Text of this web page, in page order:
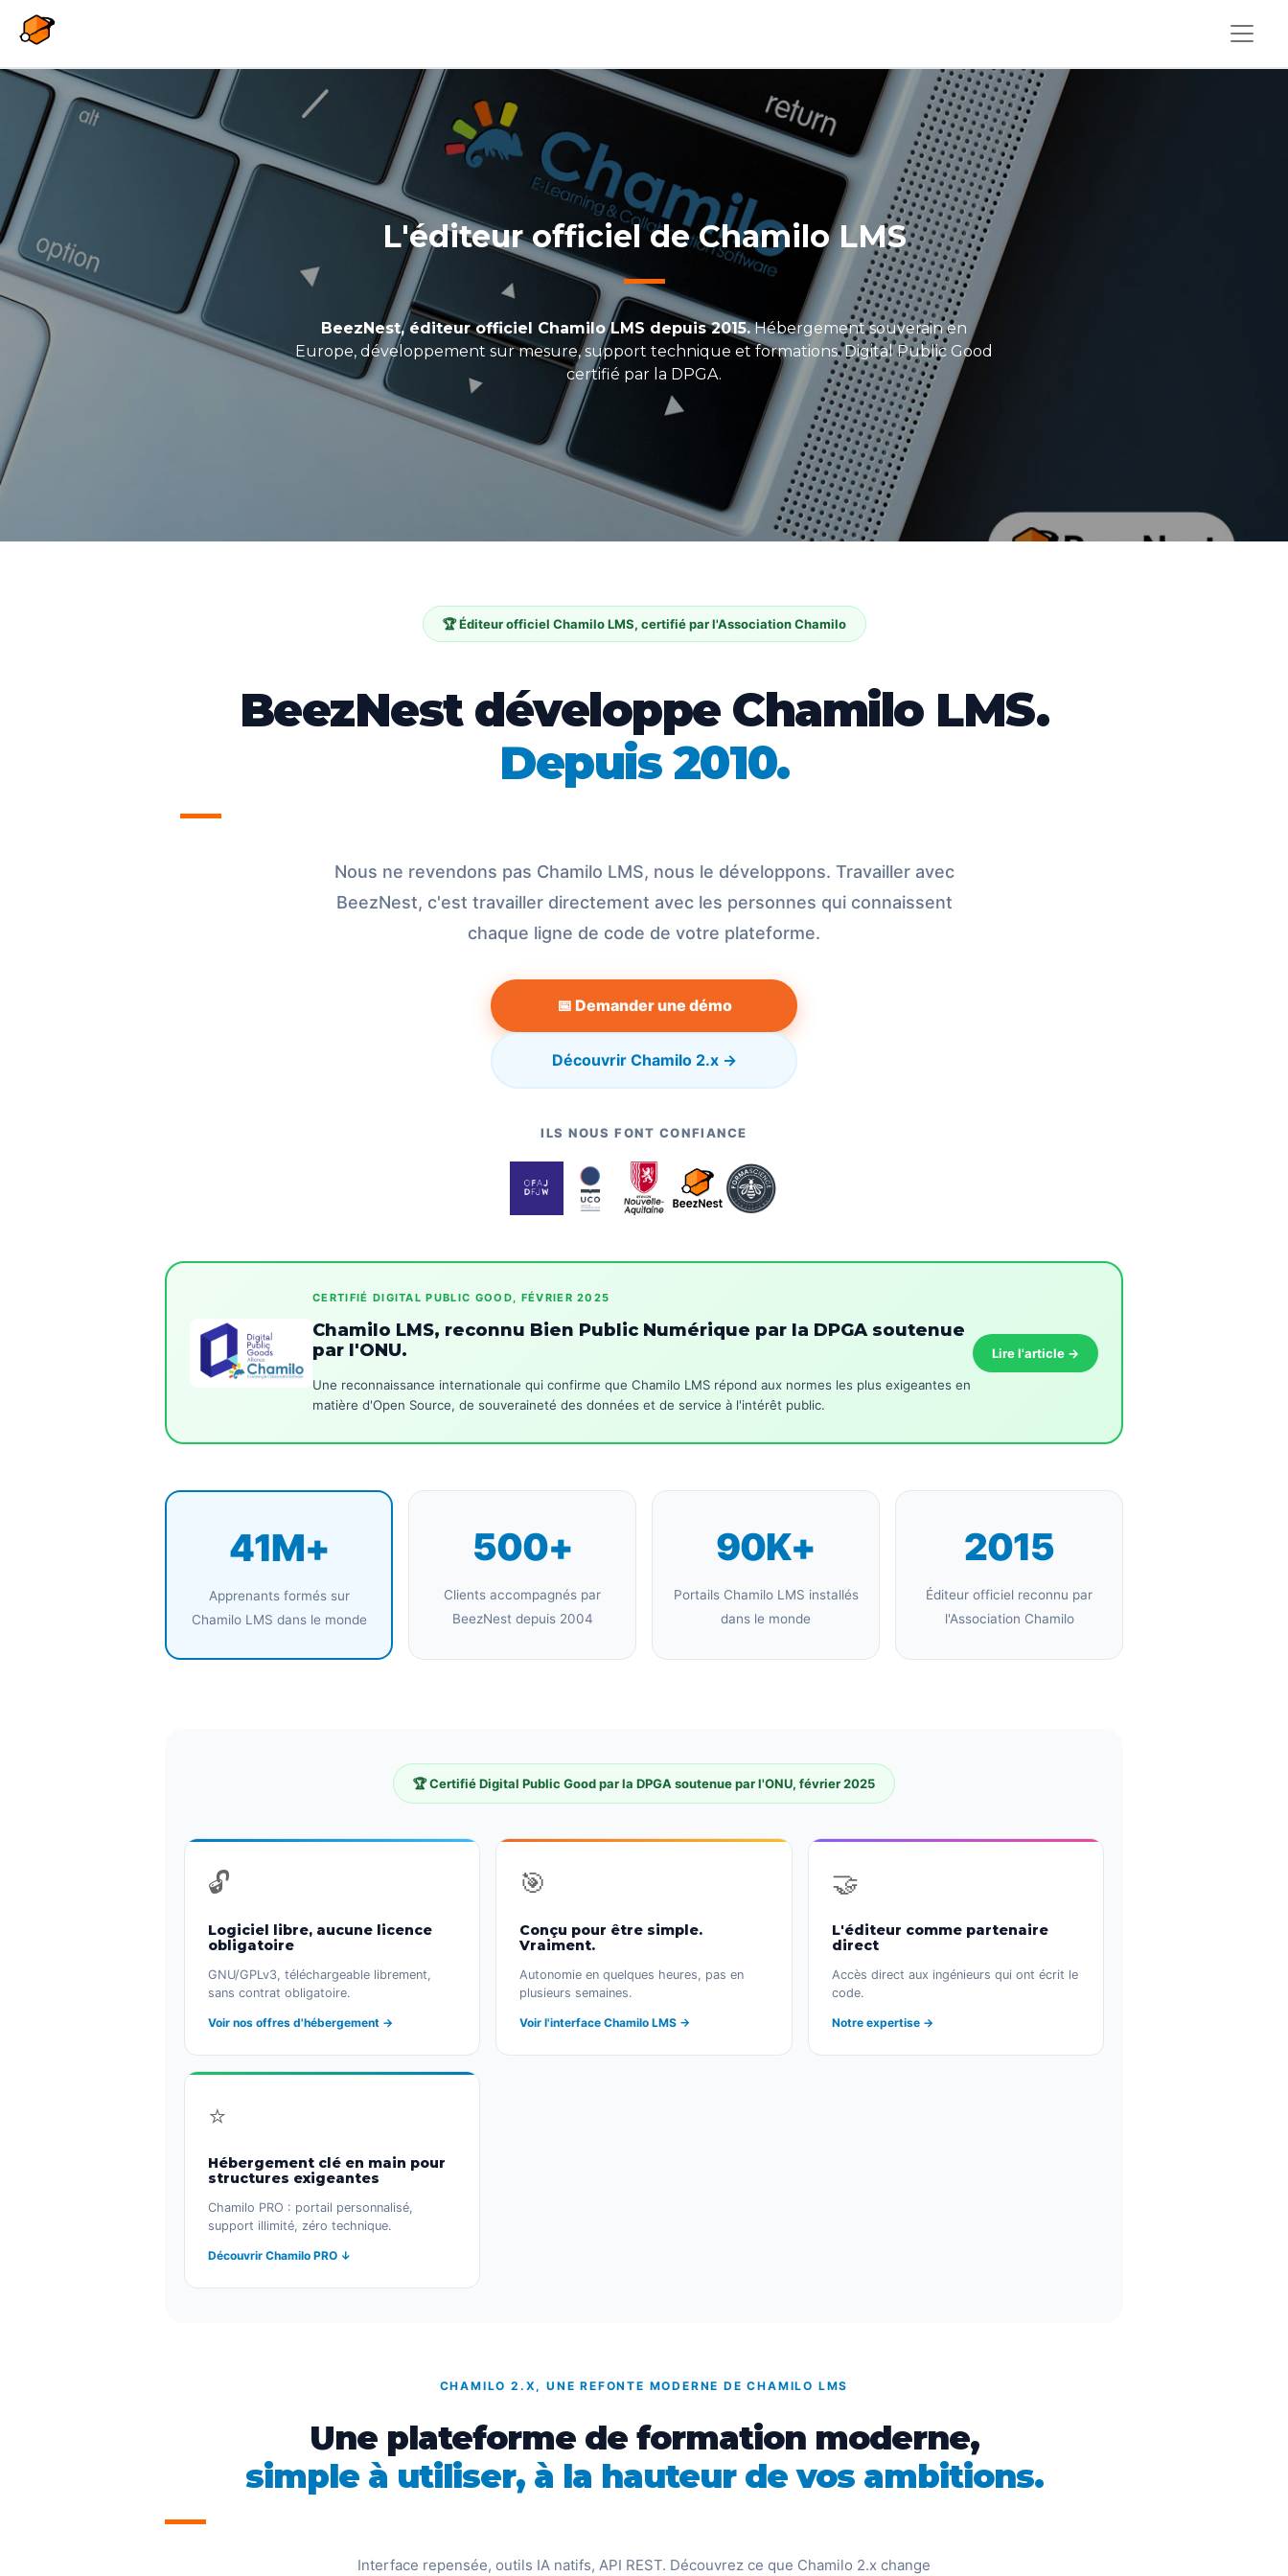
L'éditeur officiel de Chamilo LMS
BeezNest, éditeur officiel Chamilo LMS depuis 2015.Hébergement souverain en
Europe, développement sur mesure, support technique et formations. Digital Public Good
certifié par la DPGA.
🏆 Éditeur officiel Chamilo LMS, certifié par l'Association Chamilo
BeezNest développe Chamilo LMS.
Depuis 2010.
Nous ne revendons pas Chamilo LMS, nous le développons. Travailler avec
BeezNest, c'est travailler directement avec les personnes qui connaissent
chaque ligne de code de votre plateforme.
📅 Demander une démo
Découvrir Chamilo 2.x →
ILS NOUS FONT CONFIANCE
CERTIFIÉ DIGITAL PUBLIC GOOD, FÉVRIER 2025
Chamilo LMS, reconnu Bien Public Numérique par la DPGA soutenue
par l'ONU.
Une reconnaissance internationale qui confirme que Chamilo LMS répond aux normes les plus exigeantes en
matière d'Open Source, de souveraineté des données et de service à l'intérêt public.
Lire l'article →
41M+
Apprenants formés sur
Chamilo LMS dans le monde
500+
Clients accompagnés par
BeezNest depuis 2004
90K+
Portails Chamilo LMS installés
dans le monde
2015
Éditeur officiel reconnu par
l'Association Chamilo
🏆 Certifié Digital Public Good par la DPGA soutenue par l'ONU, février 2025
🔓
Logiciel libre, aucune licence
obligatoire
GNU/GPLv3, téléchargeable librement,
sans contrat obligatoire.
Voir nos offres d'hébergement →
🎯
Conçu pour être simple.
Vraiment.
Autonomie en quelques heures, pas en
plusieurs semaines.
Voir l'interface Chamilo LMS →
🤝
L'éditeur comme partenaire
direct
Accès direct aux ingénieurs qui ont écrit le
code.
Notre expertise →
⭐
Hébergement clé en main pour
structures exigeantes
Chamilo PRO : portail personnalisé,
support illimité, zéro technique.
Découvrir Chamilo PRO ↓
CHAMILO 2.X, UNE REFONTE MODERNE DE CHAMILO LMS
Une plateforme de formation moderne,
simple à utiliser, à la hauteur de vos ambitions.
Interface repensée, outils IA natifs, API REST. Découvrez ce que Chamilo 2.x change